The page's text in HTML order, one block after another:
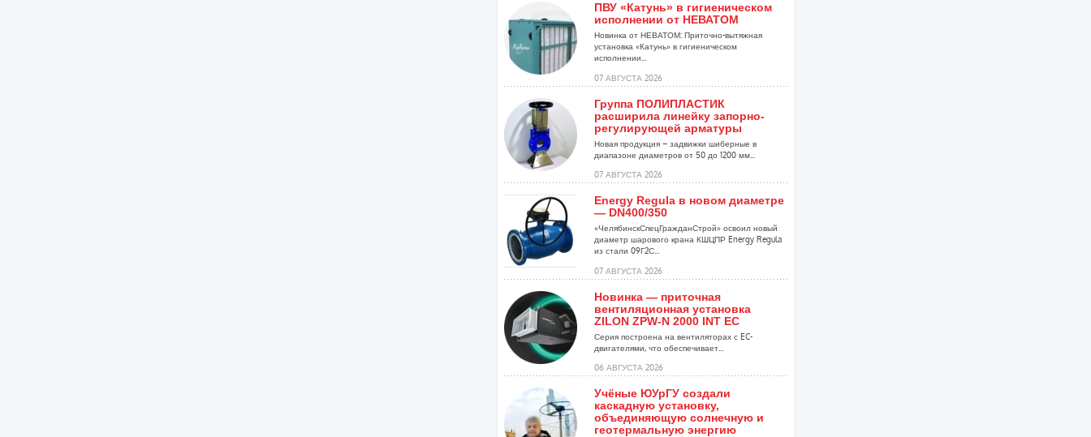
ПВУ «Катунь» в гигиеническом
исполнении от НЕВАТОМ
Новинка от НЕВАТОМ: Приточно-вытяжная
установка «Катунь» в гигиеническом
исполнении...
07 АВГУСТА 2026
Группа ПОЛИПЛАСТИК
расширила линейку запорно-
регулирующей арматуры
Новая продукция – задвижки шиберные в
диапазоне диаметров от 50 до 1200 мм...
07 АВГУСТА 2026
Energy Regula в новом диаметре
— DN400/350
«ЧелябинскСпецГражданСтрой» освоил новый
диаметр шарового крана КШЦПР Energy Regula
из стали 09Г2С...
07 АВГУСТА 2026
Новинка — приточная
вентиляционная установка
ZILON ZPW-N 2000 INT EC
Серия построена на вентиляторах с EC-
двигателями, что обеспечивает...
06 АВГУСТА 2026
Учёные ЮУрГУ создали
каскадную установку,
объединяющую солнечную и
геотермальную энергию